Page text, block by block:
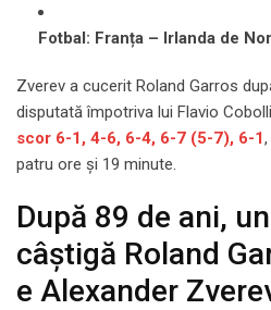
Fotbal: Franța – Irlanda de
Zverev a cucerit Roland Garros
disputată împotriva lui Flavio
scor 6-1, 4-6, 6-4, 6-7 (5-7), 6-1
patru ore și 19 minute.
După 89 de ani,
câștigă Roland
e Alexander